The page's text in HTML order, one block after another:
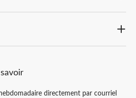
directement par courriel